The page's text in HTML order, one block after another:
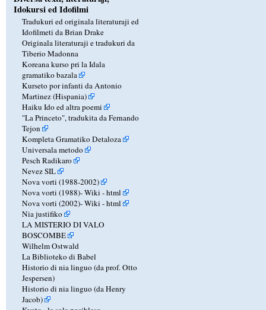
Idokursi ed Idofilmi
Tradukuri ed originala literaturaji ed
Idofilmeti da Brian Drake
Originala literaturaji e tradukuri da
Tiberio Madonna
Koreana kurso pri la Idala
gramatiko bazala
Kurseto por infanti da Antonio
Martinez (Hispania)
Haiku Ido ed altra poemi
"La Princeto", tradukita da Fernando
Tejon
Kompleta Gramatiko Detaloza
Universala metodo
Pesch Radikaro
Nevez SIL
Nova vorti (1988-2002)
Nova vorti (1988)-Wiki -html
Nova vorti (2002)-Wiki -html
Nia justifiko
LA MISTERIO DI VALO
BOSCOMBE
Wilhelm Ostwald
La Biblioteko di Babel
Historio di nia linguo (da prof. Otto
Jespersen)
Historio di nia linguo (da Henry
Jacob)